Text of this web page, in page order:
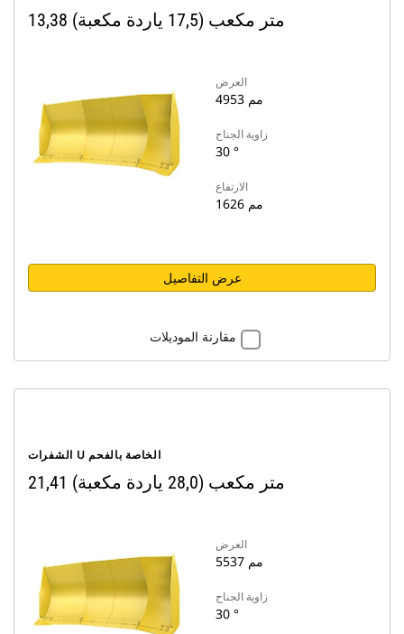
13,38 متر مكعب (17,5 ياردة مكعبة)
العرض
4953 مم
زاوية الجناح
30 °
الارتفاع
1626 مم
عرض التفاصيل
مقارنة الموديلات
الشفرات U الخاصة بالفحم
21,41 متر مكعب (28,0 ياردة مكعبة)
العرض
5537 مم
زاوية الجناح
30 °